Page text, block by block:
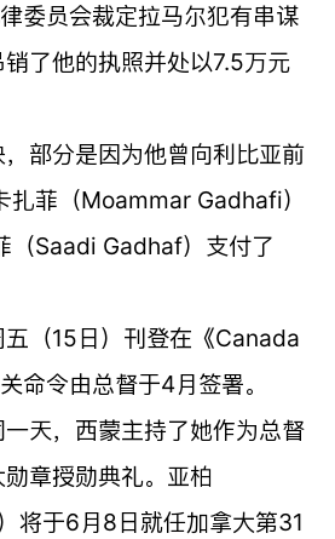
委员会裁定拉马尔犯有串谋
了他的执照并处以7.5万元
部分是因为他曾向利比亚前
扎菲（Moammar Gadhafi）
（Saadi Gadhaf）支付了
（15日）刊登在《Canada
命令由总督于4月签署。
天，西蒙主持了她作为总督
章授勋典礼。亚柏
将于6月8日就任加拿大第31